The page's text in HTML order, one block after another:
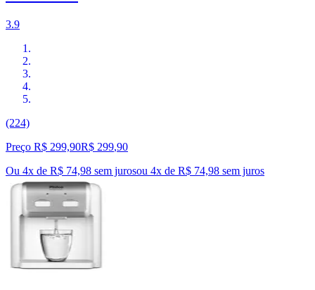
3.9
(224)
Preço R$ 299,90R$ 299,90
Ou 4x de R$ 74,98 sem jurosou 4x de R$ 74,98 sem juros